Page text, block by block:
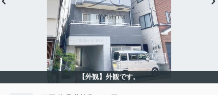
【外観】外観です。